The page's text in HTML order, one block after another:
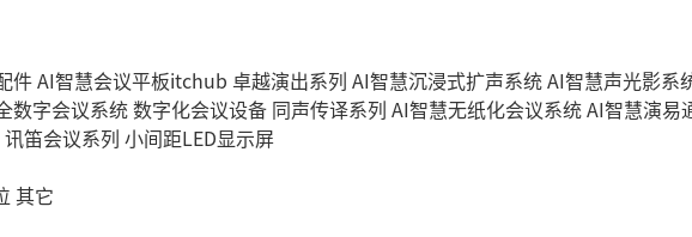
件AI智慧会议平板itchub 卓越演出系列 AI智慧沉浸式扩声系统AI智慧声光影系
数字会议系统数字化会议设备 同声传译系列 AI智慧无纸化会议系统AI智慧演易
讯笛会议系列 小间距LED显示屏
其它